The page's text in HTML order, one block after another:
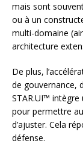
mais sont
ou à un
multi-domaine
architecture
De plus,
de gouvernance,
STAR.UI™ intègre
pour permettre
d’ajuster. Cela
défense.